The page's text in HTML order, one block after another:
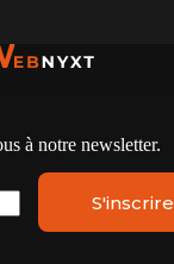
à notre newsletter.
S'inscrire